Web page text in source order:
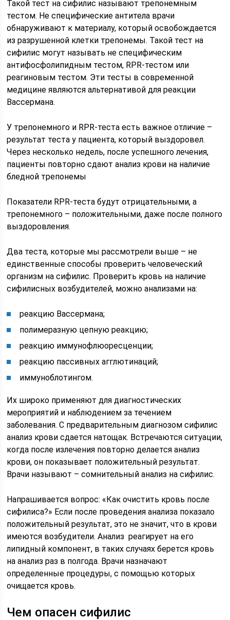
Такой тест на сифилис называют трепонемным
тестом. Не специфические антитела врачи
обнаруживают к материалу, который освобождается
из разрушенной клетки трепонемы. Такой тест на
сифилис могут называть не специфическим
антифосфолипидным тестом, RPR-тестом или
реагиновым тестом. Эти тесты в современной
медицине являются альтернативой для реакции
Вассермана.
У трепонемного и RPR-теста есть важное отличие –
результат теста у пациента, который выздоровел.
Через несколько недель, после успешного лечения,
пациенты повторно сдают анализ крови на наличие
бледной трепонемы
Показатели RPR-теста будут отрицательными, а
трепонемного – положительными, даже после полного
выздоровления.
Два теста, которые мы рассмотрели выше – не
единственные способы проверить человеческий
организм на сифилис. Проверить кровь на наличие
сифилисных возбудителей, можно анализами на:
реакцию Вассермана;
полимеразную цепную реакцию;
реакцию иммунофлюоресценции;
реакцию пассивных агглютинаций;
иммуноблотингом.
Их широко применяют для диагностических
мероприятий и наблюдением за течением
заболевания. С предварительным диагнозом сифилис
анализ крови сдается натощак. Встречаются ситуации,
когда после излечения повторно делается анализ
крови, он показывает положительный результат.
Врачи называют – сомнительный анализ на сифилис.
Напрашивается вопрос: «Как очистить кровь после
сифилиса?» Если после проведения анализа показало
положительный результат, это не значит, что в крови
имеются возбудители. Анализ реагирует на его
липидный компонент, в таких случаях берется кровь
на анализ раз в полгода. Врачи назначают
определенные процедуры, с помощью которых
очищается кровь.
Чем опасен сифилис